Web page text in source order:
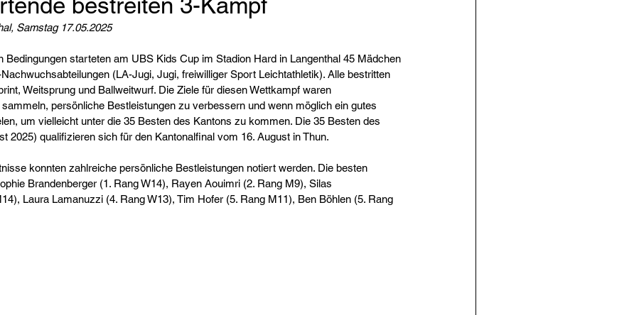
Samstag 17.05.2025
Bedingungen starteten am UBS Kids Cup im Stadion Hard in Langenthal 45 Mädchen
(LA-Jugi, Jugi, freiwilliger Sport Leichtathletik). Alle bestritten
Weitsprung und Ballweitwurf. Die Ziele für diesen Wettkampf waren
persönliche Bestleistungen zu verbessern und wenn möglich ein gutes
um vielleicht unter die 35 Besten des Kantons zu kommen. Die 35 Besten des
2025) qualifizieren sich für den Kantonalfinal vom 16. August in Thun.
konnten zahlreiche persönliche Bestleistungen notiert werden. Die besten
Brandenberger (1. Rang W14), Rayen Aouimri (2. Rang M9), Silas
Laura Lamanuzzi (4. Rang W13), Tim Hofer (5. Rang M11), Ben Böhlen (5. Rang